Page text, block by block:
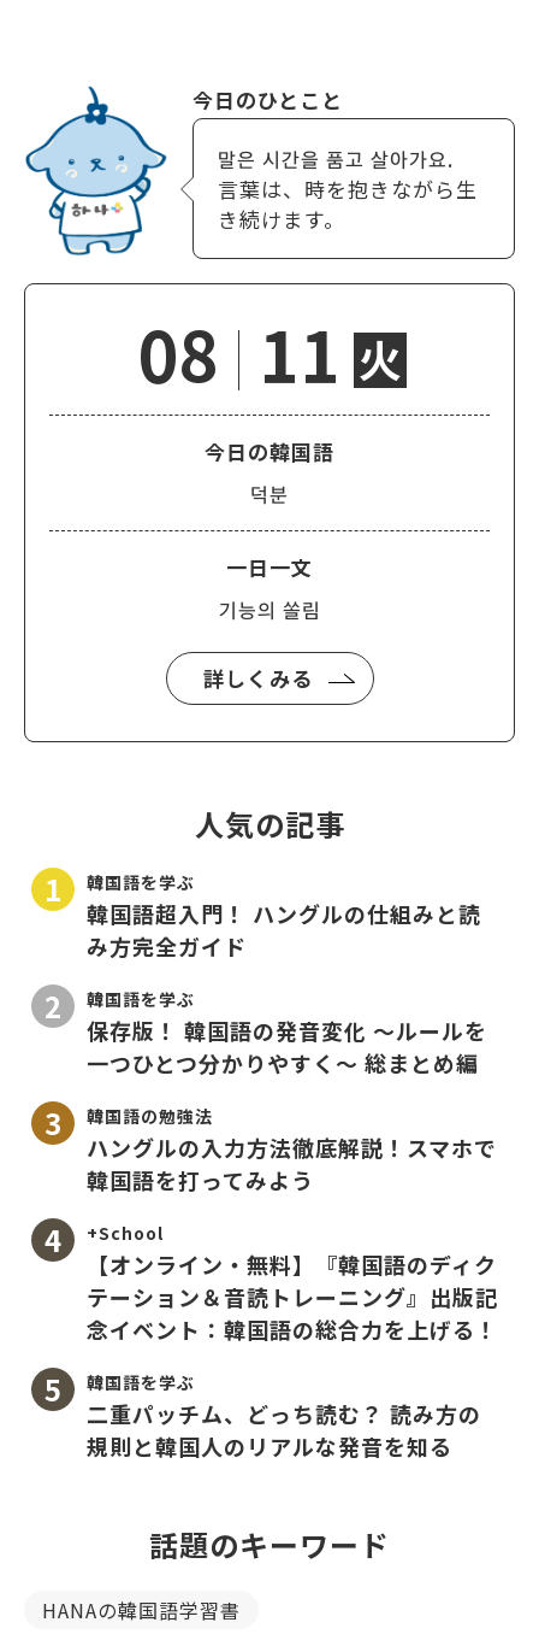
今日のひとこと
말은 시간을 품고 살아가요.
言葉は、時を抱きながら生
き続けます。
08 11 火
今日の韓国語
덕분
一日一文
기능의 쏠림
詳しくみる
人気の記事
韓国語を学ぶ
韓国語超入門！ ハングルの仕組みと読
み方完全ガイド
韓国語を学ぶ
保存版！ 韓国語の発音変化 〜ルールを
一つひとつ分かりやすく〜 総まとめ編
韓国語の勉強法
ハングルの入力方法徹底解説！スマホで
韓国語を打ってみよう
+School
【オンライン・無料】『韓国語のディク
テーション＆音読トレーニング』出版記
念イベント：韓国語の総合力を上げる！
韓国語を学ぶ
二重パッチム、どっち読む？ 読み方の
規則と韓国人のリアルな発音を知る
話題のキーワード
HANAの韓国語学習書